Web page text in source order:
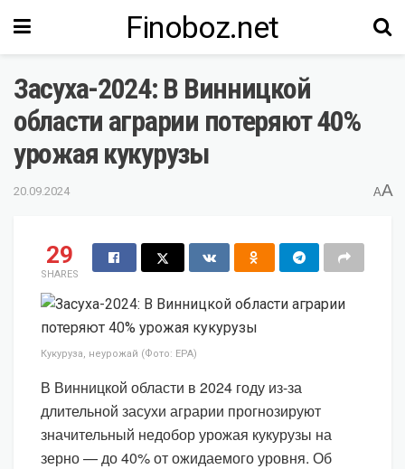
Finoboz.net
Засуха-2024: В Винницкой
области аграрии потеряют 40%
урожая кукурузы
20.09.2024 AA
29
SHARES
Кукуруза, неурожай (Фото: EPA)
В Винницкой области в 2024 году из-за
длительной засухи аграрии прогнозируют
значительный недобор урожая кукурузы на
зерно — до 40% от ожидаемого уровня. Об